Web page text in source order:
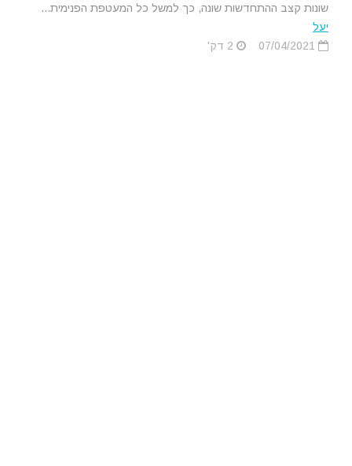
שונות קצב ההתחדשות שונה, כך למשל כל המעטפת הפנימית...
יעל